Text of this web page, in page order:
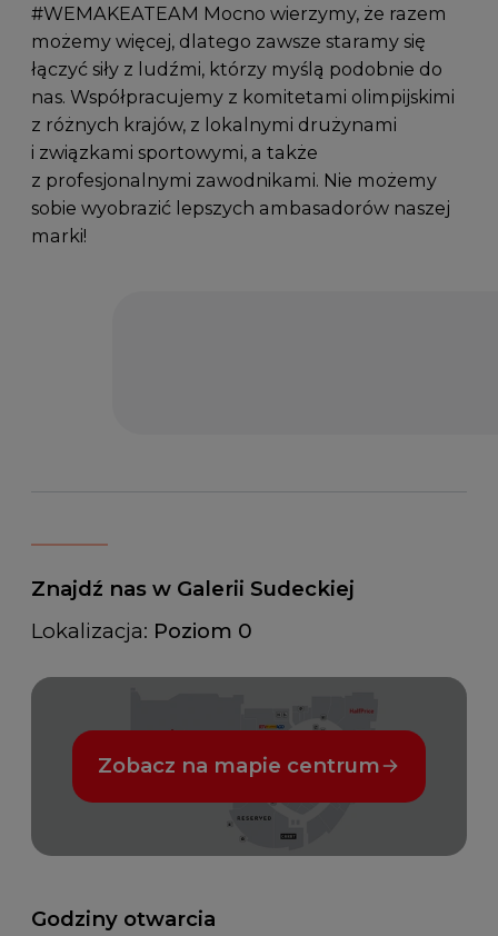
#WEMAKEATEAM Mocno wierzymy, że razem
możemy więcej, dlatego zawsze staramy się
łączyć siły z ludźmi, którzy myślą podobnie do
nas. Współpracujemy z komitetami olimpijskimi
z różnych krajów, z lokalnymi drużynami
i związkami sportowymi, a także
z profesjonalnymi zawodnikami. Nie możemy
sobie wyobrazić lepszych ambasadorów naszej
marki!
Znajdź nas w Galerii Sudeckiej
Lokalizacja: Poziom 0
Zobacz na mapie centrum
Godziny otwarcia